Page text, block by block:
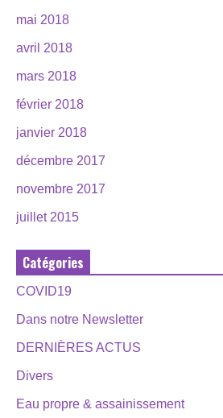
mai 2018
avril 2018
mars 2018
février 2018
janvier 2018
décembre 2017
novembre 2017
juillet 2015
Catégories
COVID19
Dans notre Newsletter
DERNIÈRES ACTUS
Divers
Eau propre & assainissement